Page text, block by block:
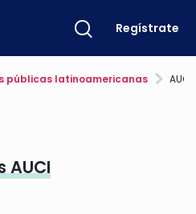
Regístrate
públicas latinoamericanas AUCI
AUCI